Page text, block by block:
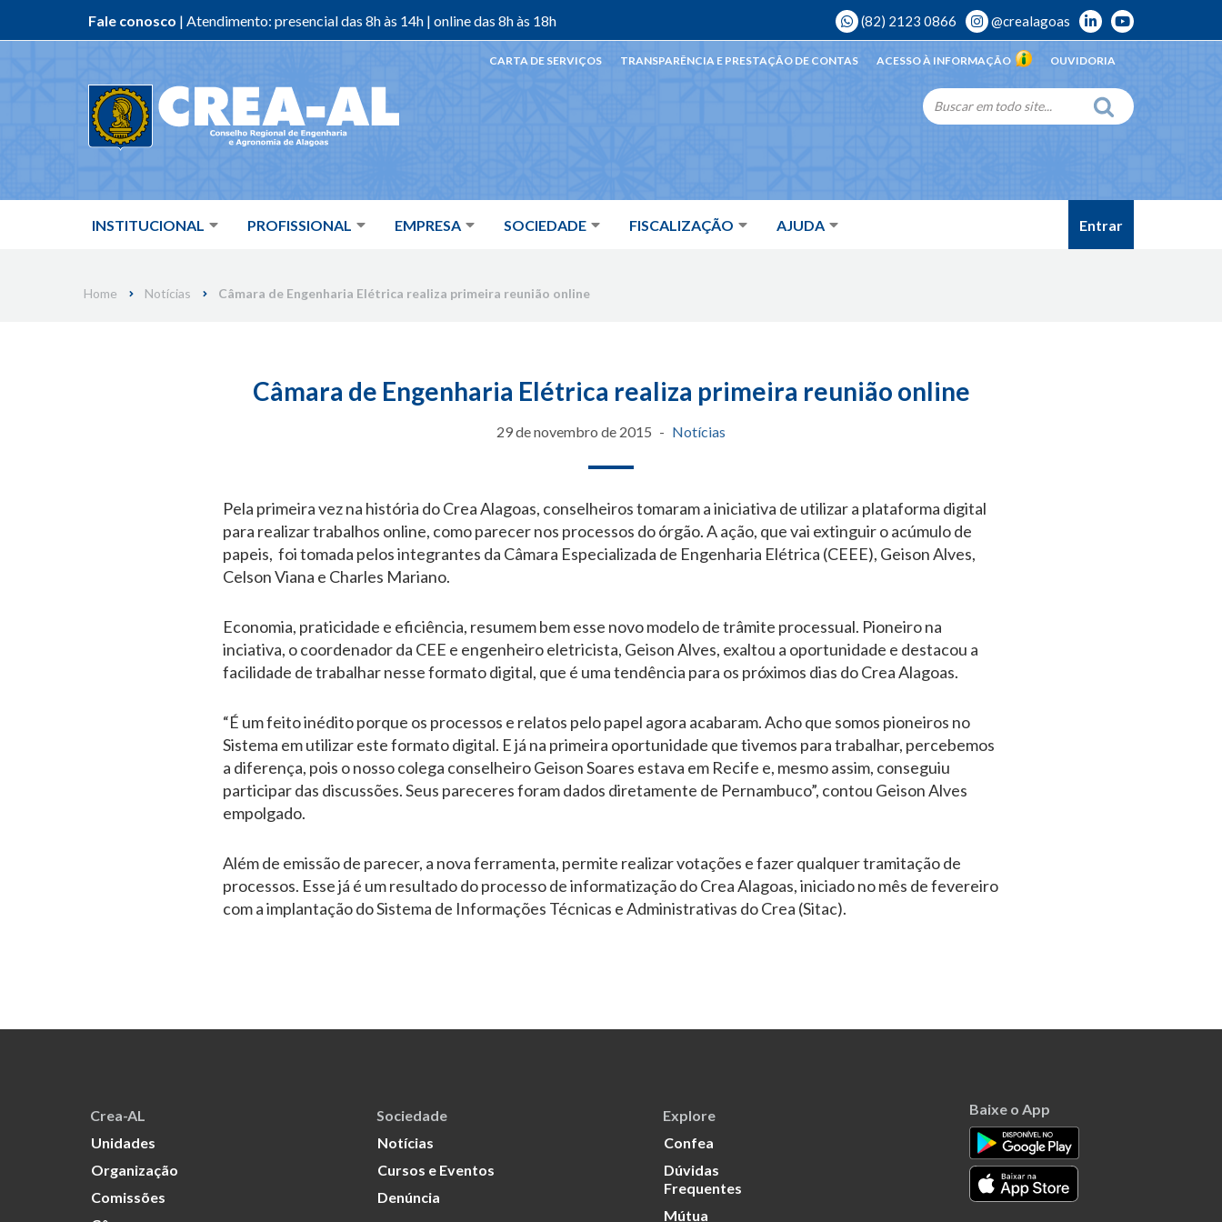
Fale conosco | Atendimento: presencial das 8h às 14h | online das 8h às 18h (82) 2123 0866 @crealagoas
INSTITUCIONAL PROFISSIONAL EMPRESA SOCIEDADE FISCALIZAÇÃO AJUDA
OUVIDORIA
ACESSO À INFORMAÇÃO
TRANSPARÊNCIA E PRESTAÇÃO DE CONTAS
CARTA DE SERVIÇOS
Entrar
Home Notícias Câmara de Engenharia Elétrica realiza primeira reunião online
Câmara de Engenharia Elétrica realiza primeira reunião online
29 de novembro de 2015 Notícias
Pela primeira vez na história do Crea Alagoas, conselheiros tomaram a iniciativa de utilizar a plataforma digital
para realizar trabalhos online, como parecer nos processos do órgão. A ação, que vai extinguir o acúmulo de
papeis, foi tomada pelos integrantes da Câmara Especializada de Engenharia Elétrica (CEEE), Geison Alves,
Celson Viana e Charles Mariano.
Economia, praticidade e eficiência, resumem bem esse novo modelo de trâmite processual. Pioneiro na
inciativa, o coordenador da CEE e engenheiro eletricista, Geison Alves, exaltou a oportunidade e destacou a
facilidade de trabalhar nesse formato digital, que é uma tendência para os próximos dias do Crea Alagoas.
“É um feito inédito porque os processos e relatos pelo papel agora acabaram. Acho que somos pioneiros no
Sistema em utilizar este formato digital. E já na primeira oportunidade que tivemos para trabalhar, percebemos
a diferença, pois o nosso colega conselheiro Geison Soares estava em Recife e, mesmo assim, conseguiu
participar das discussões. Seus pareceres foram dados diretamente de Pernambuco”, contou Geison Alves
empolgado.
Além de emissão de parecer, a nova ferramenta, permite realizar votações e fazer qualquer tramitação de
processos. Esse já é um resultado do processo de informatização do Crea Alagoas, iniciado no mês de fevereiro
com a implantação do Sistema de Informações Técnicas e Administrativas do Crea (Sitac).
Crea-AL
Unidades
Organização
Comissões
Sociedade
Notícias
Cursos e Eventos
Denúncia
Explore
Confea
Dúvidas
Frequentes
Mútua
Baixe o App